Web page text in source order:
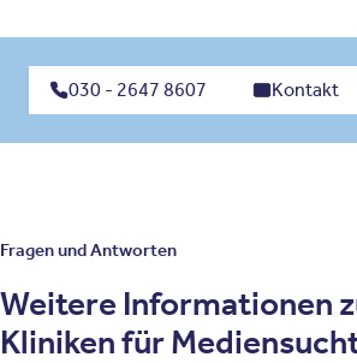
030 - 2647 8607 Kontakt
Fragen und Antworten
Weitere Informationen
Kliniken für